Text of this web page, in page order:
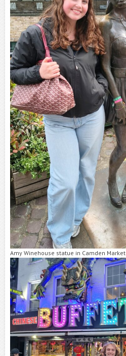
Amy Winehouse statue in Camden Market